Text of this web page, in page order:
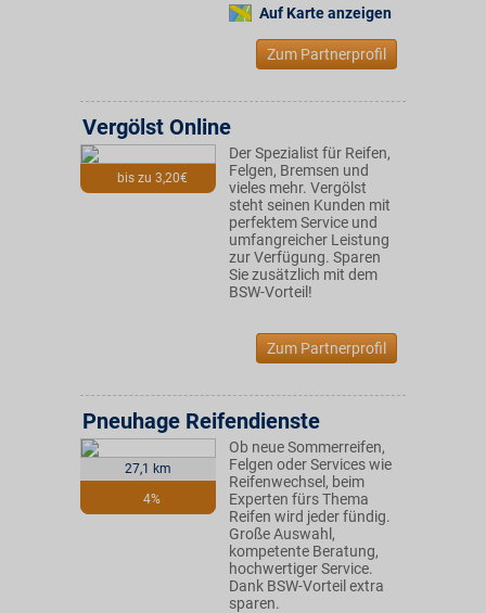
Auf Karte anzeigen
Zum Partnerprofil
bis zu 3,20€
Vergölst Online
Der Spezialist für Reifen,
Felgen, Bremsen und
vieles mehr. Vergölst
steht seinen Kunden mit
perfektem Service und
umfangreicher Leistung
zur Verfügung. Sparen
Sie zusätzlich mit dem
BSW-Vorteil!
Zum Partnerprofil
27,1 km
4%
Pneuhage Reifendienste
Ob neue Sommerreifen,
Felgen oder Services wie
Reifenwechsel, beim
Experten fürs Thema
Reifen wird jeder fündig.
Große Auswahl,
kompetente Beratung,
hochwertiger Service.
Dank BSW-Vorteil extra
sparen.